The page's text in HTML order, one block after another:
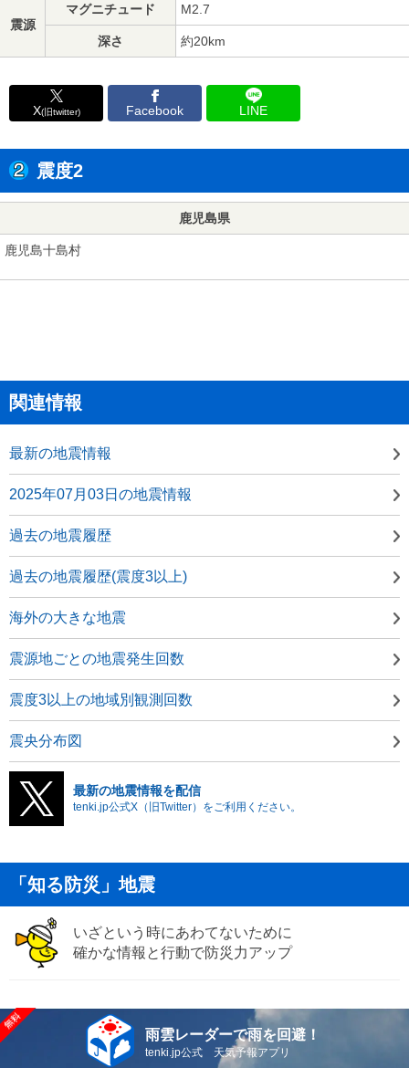
震源
マグニチュード M2.7
深さ 約20km
X(旧twitter) Facebook LINE
震度2
鹿児島県
鹿児島十島村
関連情報
最新の地震情報
2025年07月03日の地震情報
過去の地震履歴
過去の地震履歴(震度3以上)
海外の大きな地震
震源地ごとの地震発生回数
震度3以上の地域別観測回数
震央分布図
最新の地震情報を配信
tenki.jp公式X（旧Twitter）をご利用ください。
「知る防災」地震
いざという時にあわてないために
確かな情報と行動で防災力アップ
雨雲レーダーで雨を回避！
tenki.jp公式 天気予報アプリ